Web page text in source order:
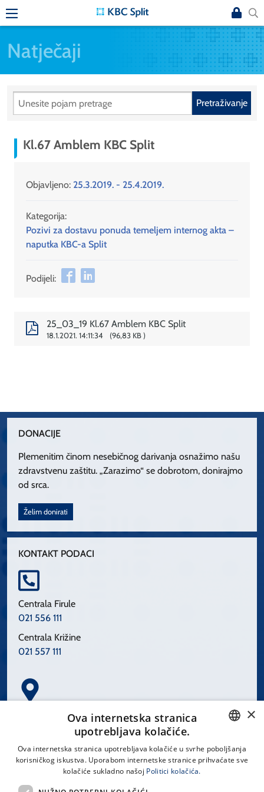
Natječaji
Pretraživanje
Kl.67 Amblem KBC Split
Objavljeno: 25.3.2019. - 25.4.2019.
Kategorija:
Pozivi za dostavu ponuda temeljem internog akta –
naputka KBC-a Split
Podijeli:
25_03_19 Kl.67 Amblem KBC Split
18.1.2021. 14:11:34 96,83 KB
DONACIJE
Plemenitim činom nesebičnog darivanja osnažimo našu
zdravstvenu zaštitu. „Zarazimo“ se dobrotom, donirajmo
od srca.
Želim donirati
KONTAKT PODACI
Centrala Firule
021 556 111
Centrala Križine
021 557 111
Spinčićeva 1, 21000 Split
CROATIAN
×
Ova internetska stranica
upotrebljava kolačiće.
Ova internetska stranica upotrebljava kolačiće u svrhe poboljšanja
korisničkog iskustva. Uporabom internetske stranice prihvaćate sve
kolačiće sukladno našoj Politici kolačića.